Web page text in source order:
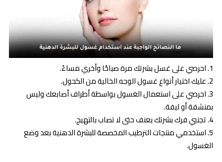
احرصي على غسل بشرتك مرة صباحًا وأخري مساءً.
عليك اختيار أنواع غسول الوجه الخالية من الكحول.
احرصي على استعمال الغسول بواسطة أطراف أصابعك وليس
بمنشفة أو ليفة.
تجنبي فرك بشرتك بعنف حتى لا تصاب بالتهيج.
استخدمي منتجات الترطيب المخصصة للبشرة الدهنية بعد وضع
الغسول.